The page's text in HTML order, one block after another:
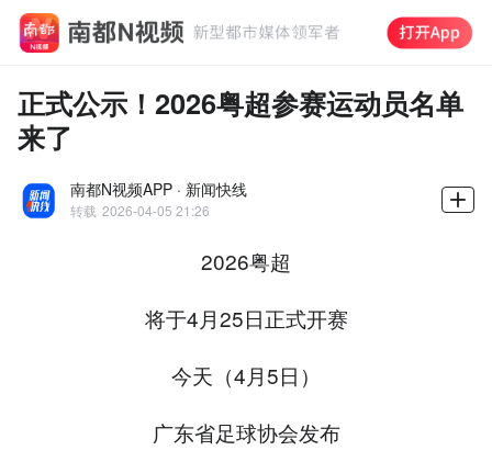
正式公示！2026粤超参赛运动员名单
来了
南都N视频APP · 新闻快线
转载 2026-04-05 21:26
2026粤超
将于4月25日正式开赛
今天（4月5日）
广东省足球协会发布